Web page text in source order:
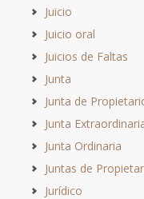
Juicio
Juicio oral
Juicios de Faltas
Junta
Junta de
Junta
Junta Ordinaria
Juntas de
Jurídico